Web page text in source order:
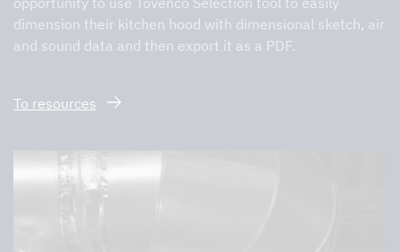
dimension their kitchen hood with dimensional sketch, air
and sound data and then export it as a PDF.
To resources